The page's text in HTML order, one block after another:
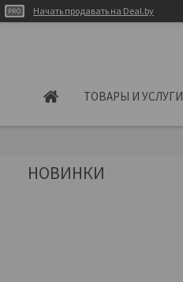
Начать продавать на Deal.by
ТОВАРЫ И УСЛУГИ
НОВИНКИ